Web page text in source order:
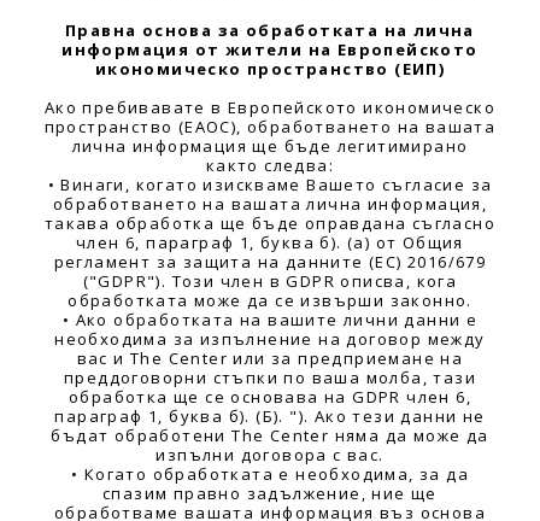
Правна основа за обработката на лична
информация от жители на Европейското
икономическо пространство (ЕИП)
Ако пребивавате в Европейското икономическо
пространство (ЕАОС), обработването на вашата
лична информация ще бъде легитимирано
както следва:
• Винаги, когато изискваме Вашето съгласие за
обработването на вашата лична информация,
такава обработка ще бъде оправдана съгласно
член 6, параграф 1, буква б). (а) от Общия
регламент за защита на данните (ЕС) 2016/679
("GDPR"). Този член в GDPR описва, кога
обработката може да се извърши законно.
• Ако обработката на вашите лични данни е
необходима за изпълнение на договор между
вас и The Center или за предприемане на
преддоговорни стъпки по ваша молба, тази
обработка ще се основава на GDPR член 6,
параграф 1, буква б). (Б). "). Ако тези данни не
бъдат обработени The Center няма да може да
изпълни договора с вас.
• Когато обработката е необходима, за да
спазим правно задължение, ние ще
обработваме вашата информация въз основа